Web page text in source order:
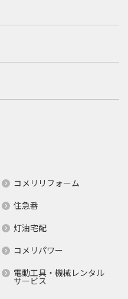
コメリリフォーム
住急番
灯油宅配
コメリパワー
電動工具・機械レンタル
サービス